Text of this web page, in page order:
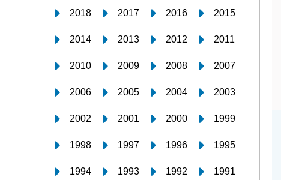
2018 2017 2016 2015
2014 2013 2012 2011
2010 2009 2008 2007
2006 2005 2004 2003
2002 2001 2000 1999
1998 1997 1996 1995
1994 1993 1992 1991